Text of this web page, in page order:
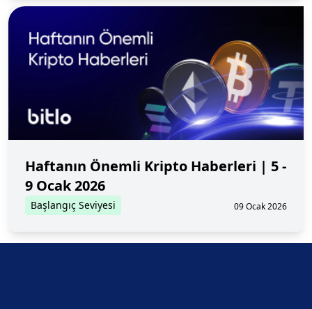
Haftanın Önemli Kripto Haberleri | 5 -
9 Ocak 2026
Başlangıç Seviyesi 09 Ocak 2026